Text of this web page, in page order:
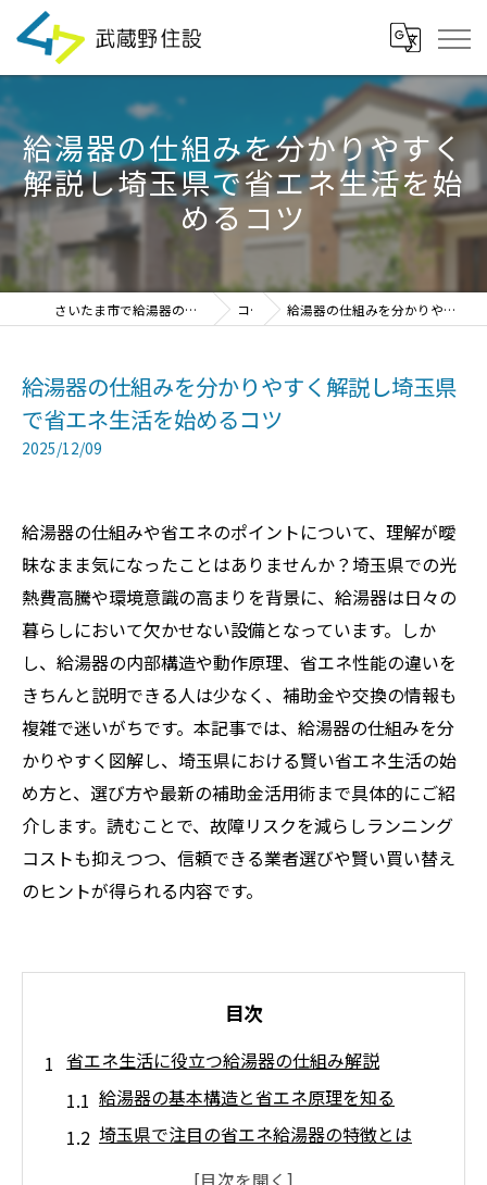
給湯器の仕組みを分かりやすく
解説し埼玉県で省エネ生活を始
めるコツ
さいたま市で給湯器の見積・設置・交換なら「武蔵野住設」 コラム 給湯器の仕組みを分かりやすく解説し埼玉県で省エネ生活を始めるコツ
給湯器の仕組みを分かりやすく解説し埼玉県
で省エネ生活を始めるコツ
2025/12/09
給湯器の仕組みや省エネのポイントについて、理解が曖
昧なまま気になったことはありませんか？埼玉県での光
熱費高騰や環境意識の高まりを背景に、給湯器は日々の
暮らしにおいて欠かせない設備となっています。しか
し、給湯器の内部構造や動作原理、省エネ性能の違いを
きちんと説明できる人は少なく、補助金や交換の情報も
複雑で迷いがちです。本記事では、給湯器の仕組みを分
かりやすく図解し、埼玉県における賢い省エネ生活の始
め方と、選び方や最新の補助金活用術まで具体的にご紹
介します。読むことで、故障リスクを減らしランニング
コストも抑えつつ、信頼できる業者選びや賢い買い替え
のヒントが得られる内容です。
目次
省エネ生活に役立つ給湯器の仕組み解説
給湯器の基本構造と省エネ原理を知る
埼玉県で注目の省エネ給湯器の特徴とは
給湯器の仕組みを図解でわかりやすく解説